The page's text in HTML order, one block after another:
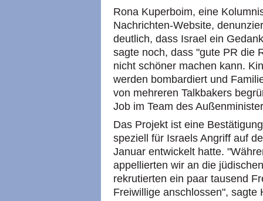
Rona Kuperboim, eine
Nachrichten-Website,
deutlich, dass Israel ein
sagte noch, dass "gute PR die
nicht schöner machen kann.
werden bombardiert und
von mehreren Talkbakers
Job im Team des
Das Projekt ist eine
speziell für Israels Angriff auf
Januar entwickelt hatte.
appellierten wir an die
rekrutierten ein paar tausend
Freiwillige anschlossen", sagte